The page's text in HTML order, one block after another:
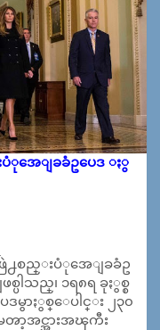
ပံုအေျခခံဥပေဒ ႏွ
႕စည္းပံုအေျခခံဥ
ပါသည္၊ ၁ရ၈ရ ခုႏွစ္စ
မွာႏွစ္ေပါင္း ၂၃၀
ာ့အင္အားအၾကီး